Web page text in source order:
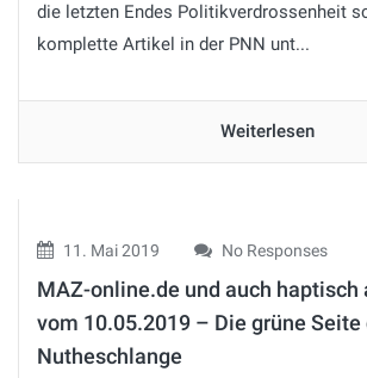
die letzten Endes Politikverdrossenheit
komplette Artikel in der PNN unt...
Weiterlesen
11. Mai 2019 No Responses
MAZ-online.de und auch haptisch
vom 10.05.2019 – Die grüne Seite
Nutheschlange